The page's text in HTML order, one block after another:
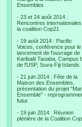
Ensembles
- 23 et 24 août 2014 :
Rencontres
la coalition Cop21
- 19 août 2014 : Pacific
Voices, conférence pour le
lancement de l'ouvrage de
Karibaiti Taoaba, Campus
de l'USP, Suva-Fiji Islands
- 21 juin 2014 : Fête de la
Maison des Ensembles,
présentation du projet
Ensemble" -
futur.
- 19 juin 2014 : Réunion
plénière de la Coalition